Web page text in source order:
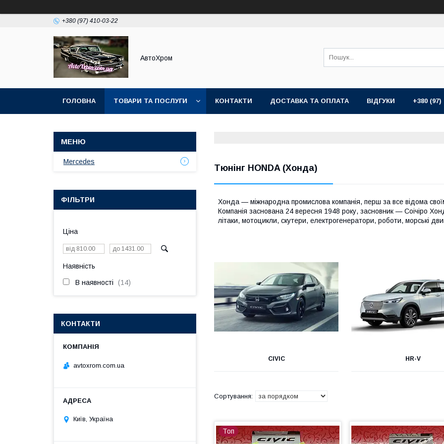
+380 (97) 410-03-22
АвтоХром
ГОЛОВНА ТОВАРИ ТА ПОСЛУГИ КОНТАКТИ ДОСТАВКА ТА ОПЛАТА ВІДГУКИ +380 (97)
Тюнінг HONDA (Хонда)
Хонда — міжнародна промислова компанія, перш за все відома
Компанія заснована 24 вересня 1948 року, засновник — Соічіро
літаки, мотоцикли, скутери, електрогенератори, роботи, морські
CIVIC HR-V
Топ
Mercedes
ФІЛЬТРИ
Ціна
Наявність
В наявності 14
КОНТАКТИ
avtoxrom.com.ua
Київ, Україна